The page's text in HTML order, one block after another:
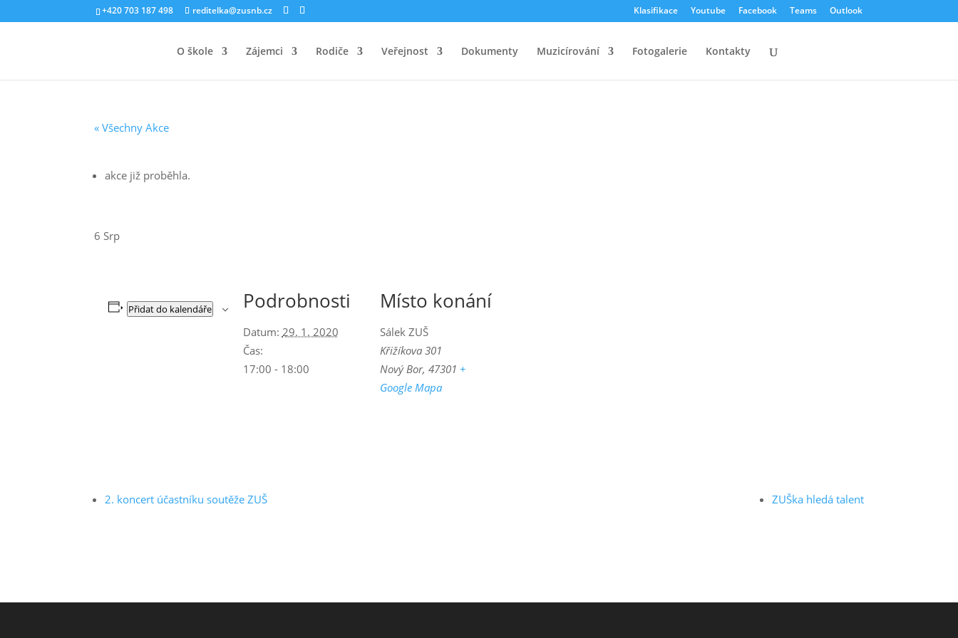
+420 703 187 498 reditelka@zusnb.cz Klasifikace Youtube Facebook Teams Outlook
O škole Zájemci Rodiče Veřejnost Dokumenty Muzicírování Fotogalerie Kontakty
« Všechny Akce
akce již proběhla.
6 Srp
Přidat do kalendáře Podrobnosti
Datum: 29. 1. 2020
Čas:
17:00 - 18:00
Místo konání
Sálek ZUŠ
Křižíkova 301
Nový Bor, 47301 +
Google Mapa
2. koncert účastníku soutěže ZUŠ ZUŠka hledá talent